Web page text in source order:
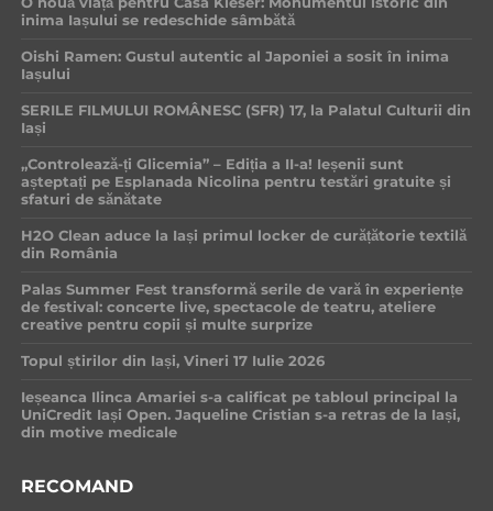
inima Iașului se redeschide sâmbătă
Oishi Ramen: Gustul autentic al Japoniei a sosit în inima
Iașului
SERILE FILMULUI ROMÂNESC (SFR) 17, la Palatul Culturii din
Iași
„Controlează-ți Glicemia” – Ediția a II-a! Ieșenii sunt
așteptați pe Esplanada Nicolina pentru testări gratuite și
sfaturi de sănătate
H2O Clean aduce la Iași primul locker de curățătorie textilă
din România
Palas Summer Fest transformă serile de vară în experiențe
de festival: concerte live, spectacole de teatru, ateliere
creative pentru copii și multe surprize
Topul știrilor din Iași, Vineri 17 Iulie 2026
Ieșeanca Ilinca Amariei s-a calificat pe tabloul principal la
UniCredit Iași Open. Jaqueline Cristian s-a retras de la Iași,
din motive medicale
RECOMAND